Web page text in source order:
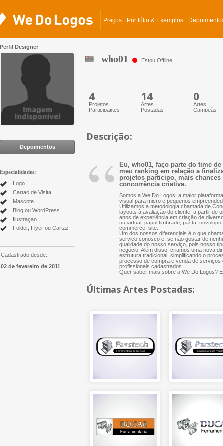
Preços Portfólio & Exemplos
Depoimentos
Especialidades:
Logo
Cartao de Visita
Mascote
Blog ou WordPress
Ilustraçao
Folder, Flyer ou Cartaz
Cadastrado desde:
02 de fevereiro de 2011
who01 Estou Offline
Perfil Designer
4
Projetos
Participantes
14
Artes
Postadas
0
Artes
Campeãs
Descrição:
“
Eu, who01, faço parte do time
meu ranking em relação a
projetos participo, mais
concorrência criativa.
Somos a We Do Logos, a maior
visual para micro e pequenos
Utilizamos a metodologia chamada de
layouts à avaliação do cliente, a partir de
anos de experiência em criação de
ou virtual, papel timbrado, pasta,
commerce, site.
Um dos nossos diferenciais é o que
serviço conosco e, se não gostar de
qualidade do nosso serviço, pois nosso
negócio. Além disso, criamos uma nova
estrutura tradicional, simplificando o
processo de compra e venda de serviços
profissionais cadastrados.
Quer saber mais sobre a We Do Logos?
Últimas Artes Postadas: